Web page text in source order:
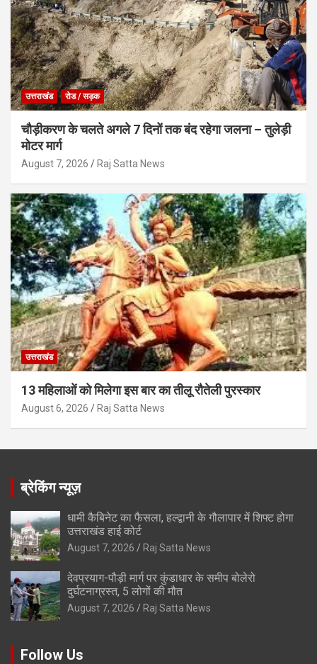
उत्तराखंड रोड / सड़क
चौड़ीकरण के चलते अगले 7 दिनों तक बंद रहेगा जलना – तुलेड़ी
मोटर मार्ग
August 7, 2026 Raj Satta News
उत्तराखंड
13 महिलाओं को मिलेगा इस बार का तीलू रौतेली पुरस्कार
August 6, 2026 Raj Satta News
ब्रेकिंग न्यूज़
धामी कैबिनेट का फैसला, हल्द्वानी के गौलापार में शिफ्ट होगा
उत्तराखंड हाई कोर्ट
August 7, 2026 Raj Satta News
देवप्रयाग-पौड़ी मार्ग पर कुंडाधार के समीप बोलेरो
दुर्घटनाग्रस्त, 5 लोगों की मौत
August 7, 2026 Raj Satta News
Follow Us